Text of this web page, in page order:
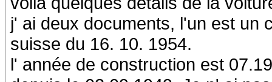
j' ai deux documents, l'un est un
suisse du 16. 10. 1954.
l' année de construction est